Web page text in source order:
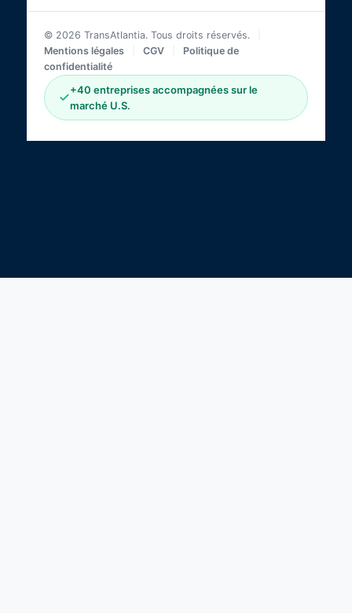
© 2026 TransAtlantia. Tous droits réservés.
Mentions légales
CGV
Politique de
confidentialité
+40 entreprises accompagnées sur le
marché U.S.